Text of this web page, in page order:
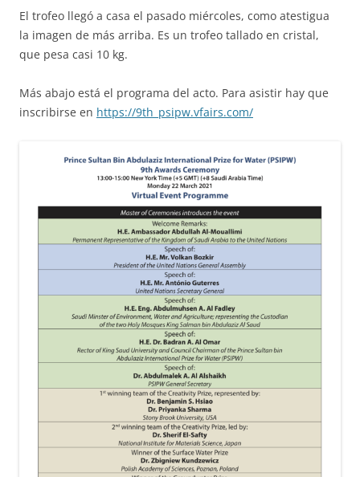
El trofeo llegó a casa el pasado miércoles, como atestigua
la imagen de más arriba. Es un trofeo tallado en cristal,
que pesa casi 10 kg.
Más abajo está el programa del acto. Para asistir hay que
inscribirse en https://9th_psipw.vfairs.com/